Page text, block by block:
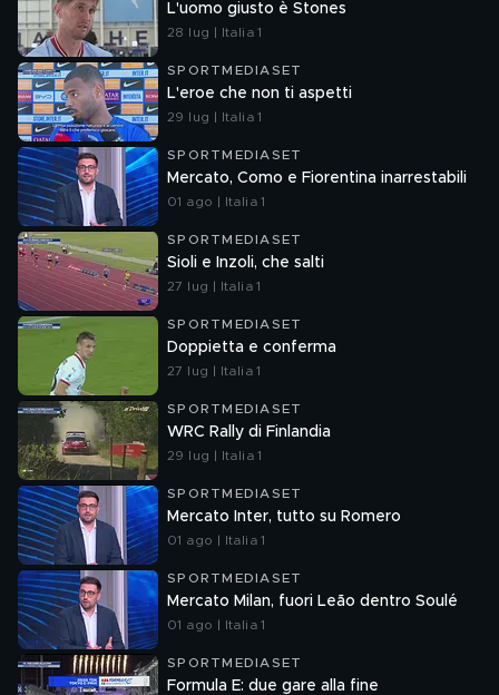
L'uomo giusto è Stones
28 lug | Italia 1
SPORTMEDIASET
L'eroe che non ti aspetti
29 lug | Italia 1
SPORTMEDIASET
Mercato, Como e Fiorentina inarrestabili
01 ago | Italia 1
SPORTMEDIASET
Sioli e Inzoli, che salti
27 lug | Italia 1
SPORTMEDIASET
Doppietta e conferma
27 lug | Italia 1
SPORTMEDIASET
WRC Rally di Finlandia
29 lug | Italia 1
SPORTMEDIASET
Mercato Inter, tutto su Romero
01 ago | Italia 1
SPORTMEDIASET
Mercato Milan, fuori Leão dentro Soulé
01 ago | Italia 1
SPORTMEDIASET
Formula E: due gare alla fine